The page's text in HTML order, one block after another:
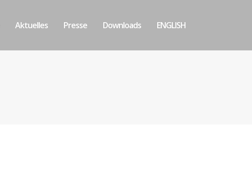
Aktuelles Presse Downloads ENGLISH